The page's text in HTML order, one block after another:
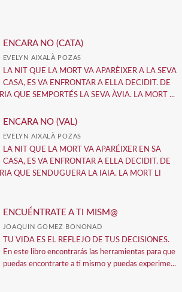
ENCARA NO (CATA)
EVELYN AIXALÀ POZAS
LA NIT QUE LA MORT VA APARÈIXER A LA SEVA
CASA, ES VA ENFRONTAR A ELLA DECIDIT. DE
QUE SEMPORTÉS LA SEVA ÀVIA. LA MORT ...
ENCARA NO (VAL)
EVELYN AIXALÀ POZAS
LA NIT QUE LA MORT VA APARÉIXER EN SA
CASA, ES VA ENFRONTAR A ELLA DECIDIT. DE
QUE SENDUGUERA LA IAIA. LA MORT LI
ENCUÉNTRATE A TI MISM@
JOAQUIN GOMEZ BONONAD
TU VIDA ES EL REFLEJO DE TUS DECISIONES.
En este libro encontrarás las herramientas para que
puedas encontrarte a ti mismo y puedas experime...